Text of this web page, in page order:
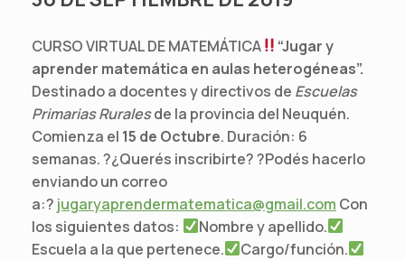
CURSO VIRTUAL DE MATEMÁTICA
“Jugar y
aprender matemática en aulas heterogéneas”.
Destinado a docentes y directivos de Escuelas
Primarias Ruralesde la provincia del Neuquén.
Comienza el 15 de Octubre. Duración: 6
semanas. ?¿Querés inscribirte? ?Podés hacerlo
enviando un correo
a:? jugaryaprendermatematica@gmail.com Con
los siguientes datos:
Nombre y apellido.
Escuela a la que pertenece.
Cargo/función.